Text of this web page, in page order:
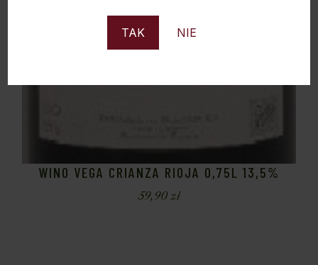
TAK NIE
WINO VEGA CRIANZA RIOJA 0,75L 13,5%
59,90zł